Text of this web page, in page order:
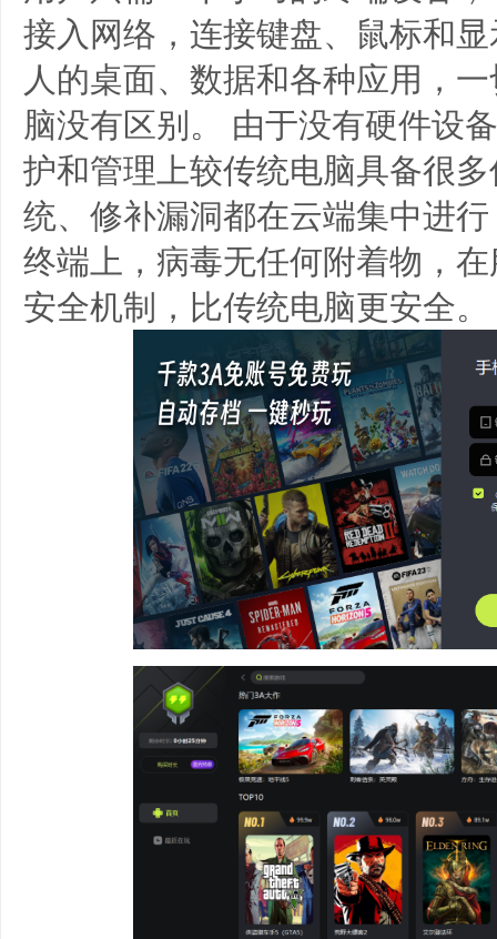
接入网络，连接键盘、鼠标和
人的桌面、数据和各种应用，
脑没有区别。 由于没有硬件设
护和管理上较传统电脑具备很
统、修补漏洞都在云端集中进
终端上，病毒无任何附着物，
安全机制，比传统电脑更安全。